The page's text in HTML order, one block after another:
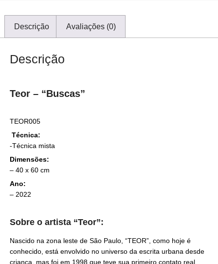
Descrição Avaliações (0)
Descrição
Teor – “Buscas”
TEOR005
Técnica:
-Técnica mista
Dimensões:
– 40 x 60 cm
Ano:
– 2022
Sobre o artista “Teor”:
Nascido na zona leste de São Paulo, “TEOR”, como hoje é
conhecido, está envolvido no universo da escrita urbana desde
criança, mas foi em 1998 que teve sua primeiro contato real